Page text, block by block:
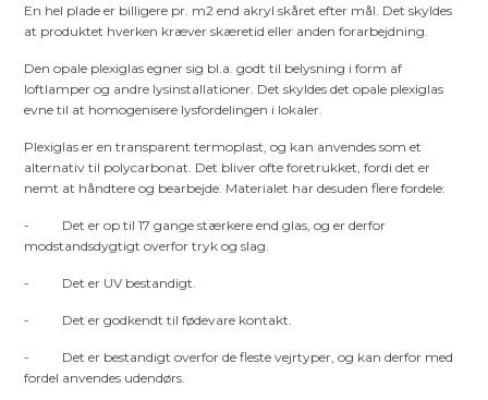
En hel plade er billigere pr. m2 end akryl skåret efter mål. Det skyldes
at produktet hverken kræver skæretid eller anden forarbejdning.
Den opale plexiglasegner sig bl.a. godt til belysning i form af
loftlamper og andre lysinstallationer. Det skyldes det opale plexiglas
evne til at homogenisere lysfordelingen i lokaler.
Plexiglas er en transparent termoplast, og kan anvendes som et
alternativ til polycarbonat. Det bliver ofte foretrukket, fordi det er
nemt at håndtere og bearbejde. Materialet har desuden flere fordele:
- Det er op til 17 gange stærkere end glas, og er derfor
modstandsdygtigt overfor tryk og slag.
- Det er UV bestandigt.
- Det er godkendt til fødevare kontakt.
- Det er bestandigt overfor de fleste vejrtyper, og kan derfor med
fordel anvendes udendørs.